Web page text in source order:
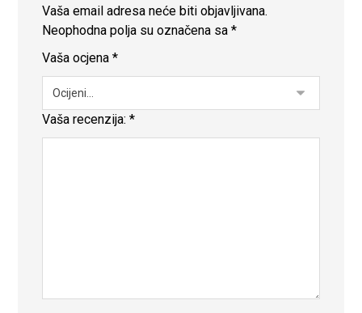
Vaša email adresa neće biti objavljivana.
Neophodna polja su označena sa*
Vaša ocjena*
Vaša recenzija:*